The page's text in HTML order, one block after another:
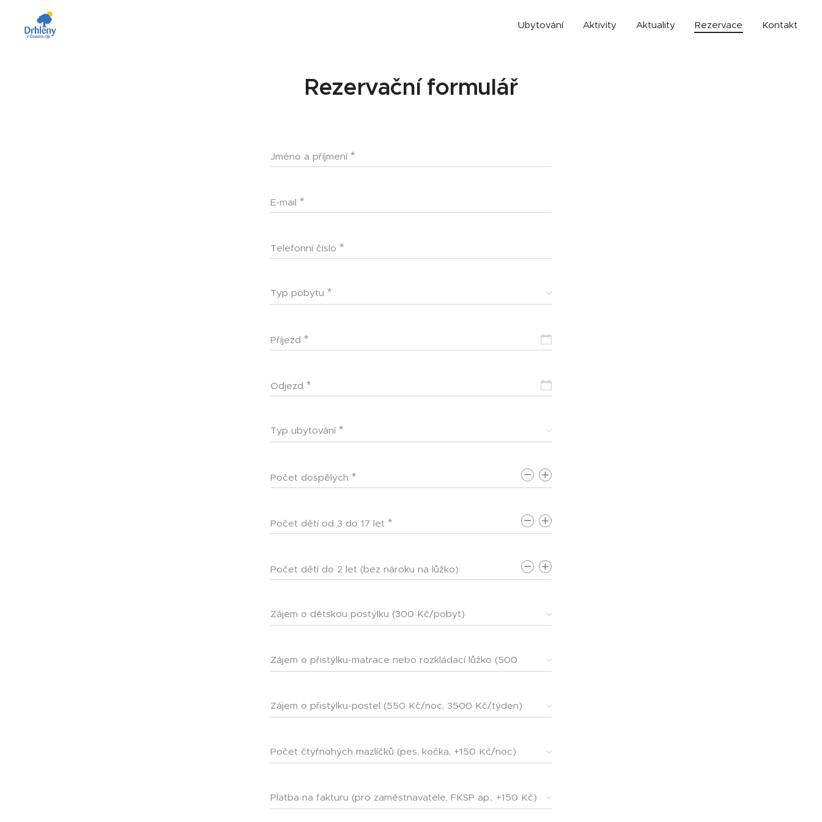
Ubytování Aktivity Aktuality Rezervace Kontakt
Rezervační formulář
Jméno a příjmení
E-mail
Telefonní číslo
Typ pobytu
Příjezd
Odjezd
Typ ubytování
Počet dospělých
Počet dětí od 3 do 17 let
Počet dětí do 2 let (bez nároku na lůžko)
Zájem o dětskou postýlku (300 Kč/pobyt)
Zájem o přistýlku-matrace nebo rozkládací lůžko (500
Zájem o přistýlku-postel (550 Kč/noc, 3500 Kč/týden)
Počet čtyřnohých mazlíčků (pes, kočka, +150 Kč/noc)
Platba na fakturu (pro zaměstnavatele, FKSP ap., +150 Kč)